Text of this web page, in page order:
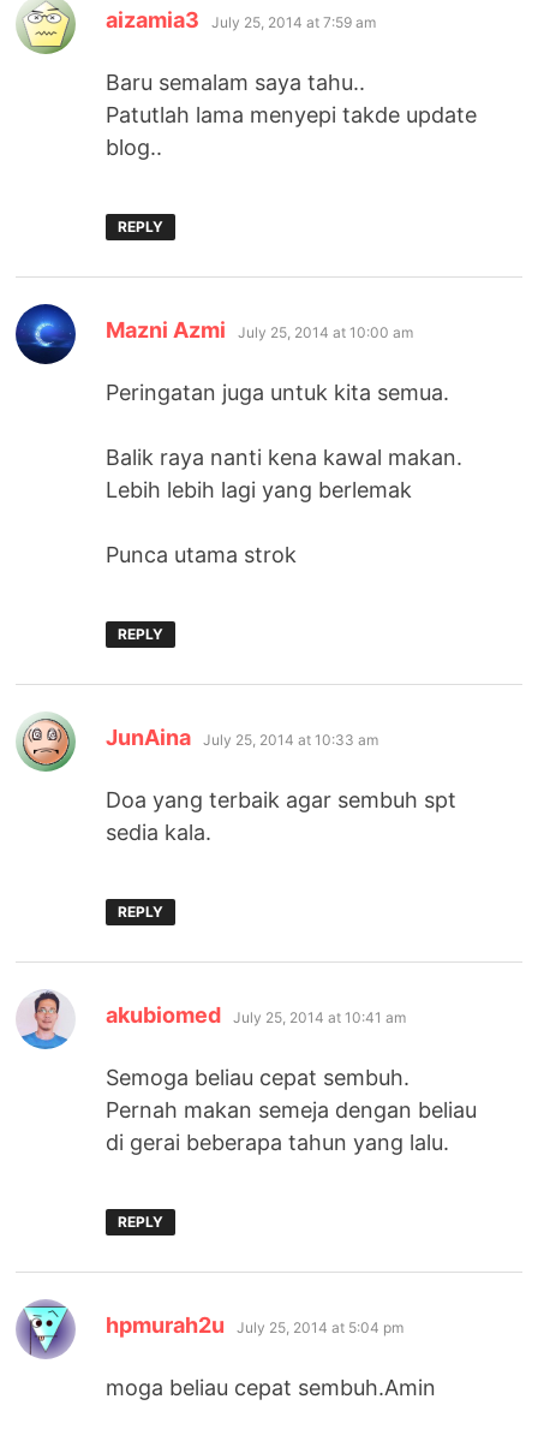
aizamia3 says:
July 25, 2014 at 7:59 am
Baru semalam saya tahu..
Patutlah lama menyepi takde update
blog..
REPLY
Mazni Azmi says:
July 25, 2014 at 10:00 am
Peringatan juga untuk kita semua.
Balik raya nanti kena kawal makan.
Lebih lebih lagi yang berlemak
Punca utama strok
REPLY
JunAina says:
July 25, 2014 at 10:33 am
Doa yang terbaik agar sembuh spt
sedia kala.
REPLY
akubiomed says:
July 25, 2014 at 10:41 am
Semoga beliau cepat sembuh.
Pernah makan semeja dengan beliau
di gerai beberapa tahun yang lalu.
REPLY
hpmurah2u says:
July 25, 2014 at 5:04 pm
moga beliau cepat sembuh.Amin